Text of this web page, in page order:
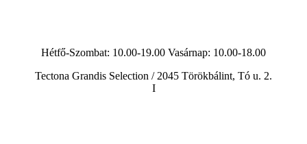
Hétfő-Szombat: 10.00-19.00 Vasárnap: 10.00-18.00
Tectona Grandis Selection / 2045 Törökbálint, Tó u. 2.
I